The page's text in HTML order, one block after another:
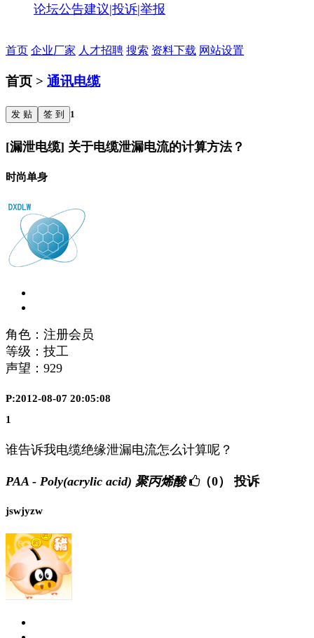
论坛公告建议|投诉|举报
首页 企业厂家 人才招聘 搜索 资料下载 网站设置
首页 > 通讯电缆
发 贴 签 到 1
[漏泄电缆] 关于电缆泄漏电流的计算方法？
时尚单身
角色：注册会员
等级：技工
声望： 929
P:2012-08-07 20:05:08
1
谁告诉我电缆绝缘泄漏电流怎么计算呢？
PAA - Poly(acrylic acid) 聚丙烯酸 （0） 投诉
jswjyzw